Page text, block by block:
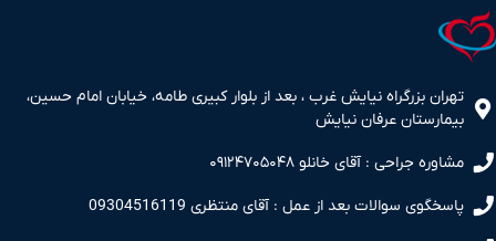
تهران بزرگراه نیایش غرب ، بعد از بلوار کبیری طامه، خیابان امام حسین،
بیمارستان عرفان نیایش
مشاوره جراحی : آقای خانلو ۰۹۱۲۴۷۰۵۰۴۸
پاسخگوی سوالات بعد از عمل : آقای منتظری 09304516119